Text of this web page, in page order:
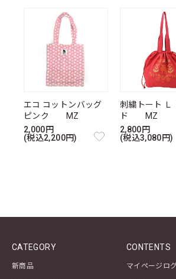
エコ コットンバッグ
ピンク MZ
2,000円
(税込2,200円)
刺繍トート Ｌ
ド MZ
2,800円
(税込3,080円)
CATEGORY
新商品
CONTENTS